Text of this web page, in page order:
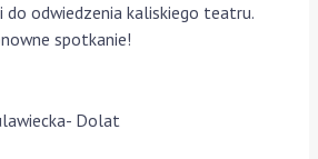
do odwiedzenia kaliskiego teatru.
spotkanie!
Dolat